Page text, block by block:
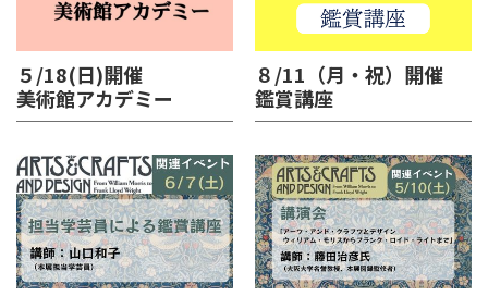
５/18(日)開催
美術館アカデミー
８/11（月・祝）開催
鑑賞講座